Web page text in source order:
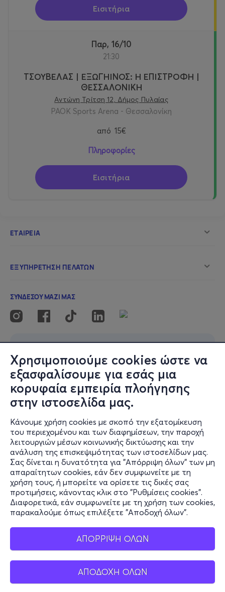
Χρησιμοποιούμε cookies ώστε να
εξασφαλίσουμε για εσάς μια
κορυφαία εμπειρία πλοήγησης
στην ιστοσελίδα μας.
Κάνουμε χρήση cookies με σκοπό την εξατομίκευση
του περιεχομένου και των διαφημίσεων, την παροχή
λειτουργιών μέσων κοινωνικής δικτύωσης και την
ανάλυση της επισκεψιμότητας των ιστοσελίδων μας.
Σας δίνεται η δυνατότητα για "Απόρριψη όλων" των μη
απαραίτητων cookies, εάν δεν συμφωνείτε με τη
χρήση τους, ή μπορείτε να ορίσετε τις δικές σας
προτιμήσεις, κάνοντας κλικ στο "Ρυθμίσεις cookies".
Διαφορετικά, εάν συμφωνείτε με τη χρήση των cookies,
παρακαλούμε όπως επιλέξετε "Αποδοχή όλων".
ΑΠΟΡΡΙΨΗ ΟΛΩΝ
ΑΠΟΔΟΧΗ ΟΛΩΝ
Εισιτήρια
Παρ, 16/10
21:30
ΤΣΟΥΒΕΛΑΣ | ΕΞΩΓΗΙΝΟΣ: Η ΕΠΙΣΤΡΟΦΗ |
ΘΕΣΣΑΛΟΝΙΚΗ
Αντώνη Τρίτση 12, Δήμος Πυλαίας
PAOK Sports Arena - Θεσσαλονίκη
από 15€
Πληροφορίες
Εισιτήρια